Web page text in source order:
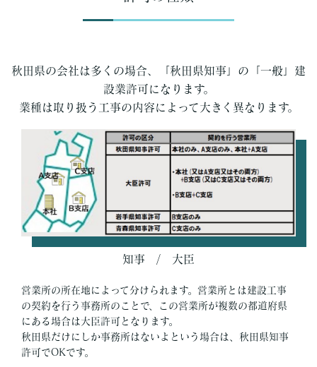
秋田県の会社は多くの場合、「秋田県知事」の「一般」建
設業許可になります。
業種は取り扱う工事の内容によって大きく異なります。
知事 / 大臣
営業所の所在地によって分けられます。営業所とは建設工事
の契約を行う事務所のことで、この営業所が複数の都道府県
にある場合は大臣許可となります。
秋田県だけにしか事務所はないよという場合は、秋田県知事
許可でOKです。